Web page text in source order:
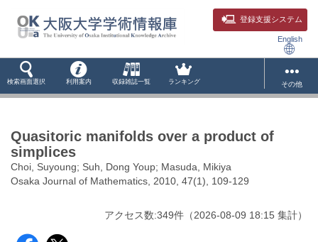
登録支援システム
English
検索画面選択 利用案内 収録雑誌一覧 ランキング その他
Quasitoric manifolds over a product of
simplices
Choi, Suyoung; Suh, Dong Youp; Masuda, Mikiya
Osaka Journal of Mathematics, 2010, 47(1), 109-129
アクセス数:349件 （2026-08-09 18:15 集計）